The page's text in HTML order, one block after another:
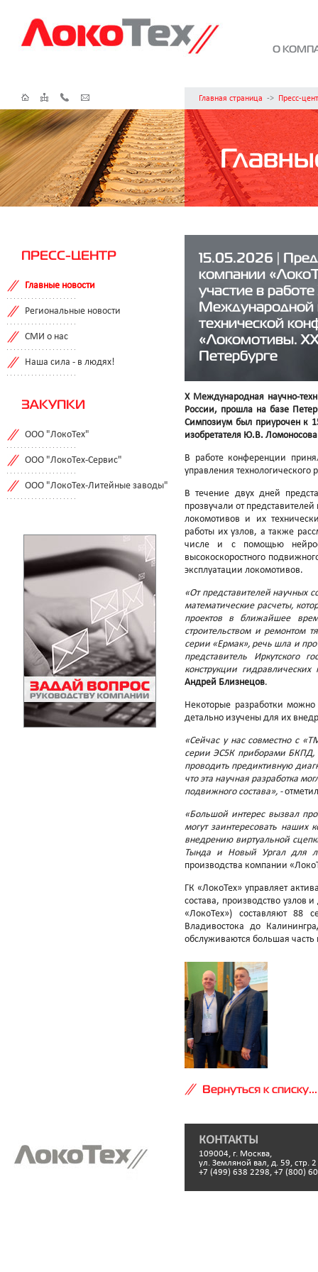
О
Главная страница -> Пресс-
ПРЕСС-ЦЕНТР
Главные новости
Региональные новости
СМИ о нас
Наша сила - в людях!
ЗАКУПКИ
ООО "ЛокоТех"
ООО "ЛокоТех-Сервис"
ООО "ЛокоТех-Литейные заводы"
15.05.2026 |
компании
участие в работе
Международной
технической
«Локомотивы.
Петербурге
X Международная научно-
России, прошла на базе
Симпозиум был приурочен к
изобретателя Ю.В.
В работе конференции
управления технологического
В течение двух дней
прозвучали от
локомотивов и их
работы их узлов, а также
числе и с помощью
высокоскоростного
эксплуатации локомотивов.
«От представителей научных
математические расчеты,
проектов в ближайшее
строительством и ремонтом
серии «Ермак», речь шла и
представитель Иркутского
конструкции
Андрей Близнецов.
Некоторые разработки
детально изучены для их
«Сейчас у нас совместно с
серии ЭС5К приборами БКПД, а
проводить предиктивную
что эта научная разработка
подвижного состава», -
«Большой интерес вызвал
могут заинтересовать
внедрению виртуальной
Тында и Новый Ургал для
производства компании
ГК «ЛокоТех» управляет
состава, производство узлов
«ЛокоТех») составляют 88
Владивостока до
обслуживаются большая
Вернуться к списку...
КОНТАКТЫ
109004, г. Москва,
ул. Земляной вал, д. 59, стр. 2
+7 (499) 638 2298, +7 (800)